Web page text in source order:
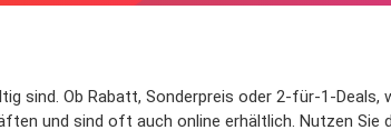
sind. Ob Rabatt, Sonderpreis oder 2-für-1-
und sind oft auch online erhältlich. Nutzen Sie